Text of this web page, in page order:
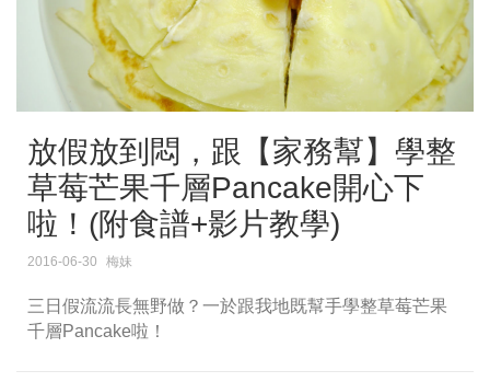
放假放到悶，跟【家務幫】學整
草莓芒果千層Pancake開心下
啦！(附食譜+影片教學)
2016-06-30 梅妹
三日假流流長無野做？一於跟我地既幫手學整草莓芒果
千層Pancake啦！